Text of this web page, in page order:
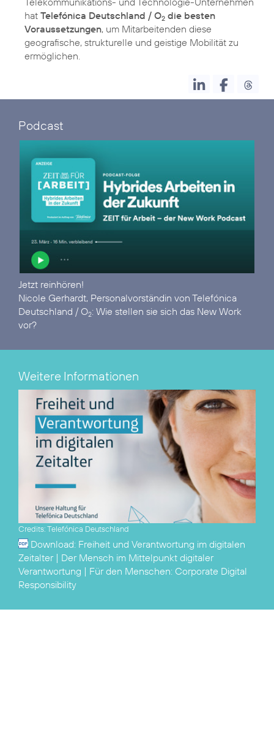
hat Telefónica Deutschland / O2 die besten
Voraussetzungen, um Mitarbeitenden diese
geografische, strukturelle und geistige Mobilität zu
ermöglichen.
Podcast
Nicole Gerhardt, Personalvorständin von Telefónica
Deutschland / O2: Wie stellen sie sich das New Work
vor?
Weitere Informationen
Credits: Telefónica Deutschland
Download: Freiheit und Verantwortung im digitalen
Zeitalter | Der Mensch im Mittelpunkt digitaler
Verantwortung | Für den Menschen: Corporate Digital
Responsibility